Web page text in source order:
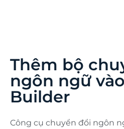
Thêm bộ
ngôn ngữ
Builder
Công cụ chuyển đổi ngôn